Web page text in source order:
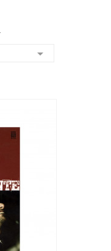
